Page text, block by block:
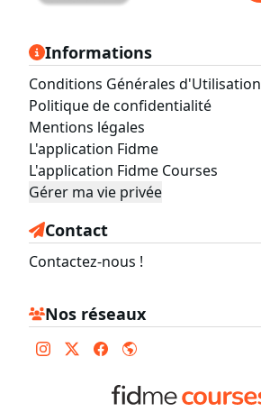
Informations
Conditions Générales d'Utilisation
Politique de confidentialité
Mentions légales
L'application Fidme
L'application Fidme Courses
Gérer ma vie privée
Contact
Contactez-nous !
Nos réseaux